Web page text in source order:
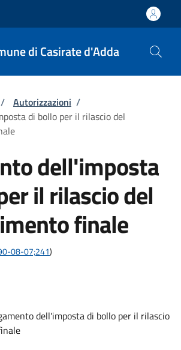
di Casirate d'Adda
pane
/ Autorizzazioni /
di bollo per il rilascio del
dell'imposta
il rilascio del
finale
08-07;241)
dell'imposta di bollo per il rilascio